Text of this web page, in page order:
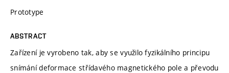
Prototype
ABSTRACT
Zařízení je vyrobeno tak, aby se využilo fyzikálního principu
snímání deformace střídavého magnetického pole a převodu